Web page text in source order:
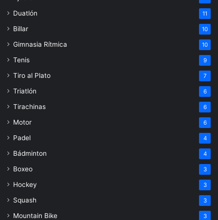
Duatlón 11
Billar 10
Gimnasia Rítmica 10
Tenis 9
Tiro al Plato 7
Triatlón 6
Tirachinas 6
Motor 6
Padel 4
Bádminton 4
Boxeo 3
Hockey 3
Squash 3
Mountain Bike 3